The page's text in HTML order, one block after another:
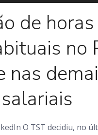
de horas
no
nas
O TST decidiu, no